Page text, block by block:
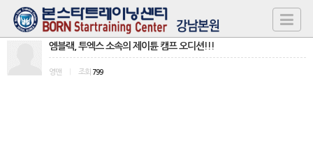
엠블랙, 투엑스 소속의 제이튠 캠프 오디션!!!
영맨 조회 799